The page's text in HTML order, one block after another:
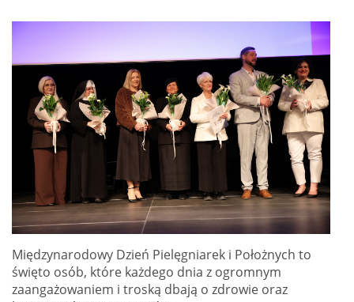
Międzynarodowy Dzień Pielęgniarek i Położnych to
święto osób, które każdego dnia z ogromnym
zaangażowaniem i troską dbają o zdrowie oraz